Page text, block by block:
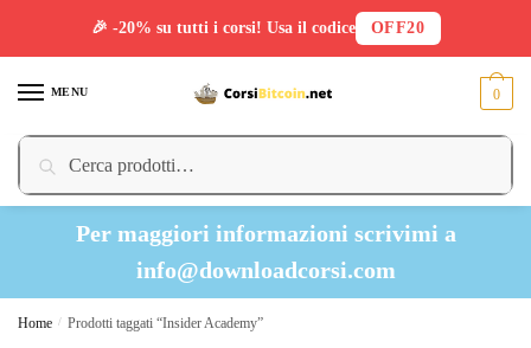
MENU
Cerca:
Cerca
0
Per maggiori informazioni scrivimi a
info@downloadcorsi.com
Home / Prodotti taggati “Insider Academy”
🎉 -20% su tutti i corsi! Usa il codice OFF20